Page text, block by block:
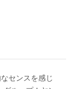
センスを感じ